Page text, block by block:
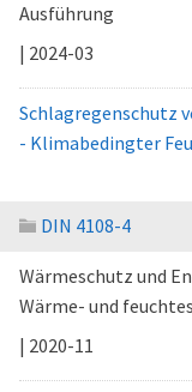
Ausführung
| 2024-03
Schlagregenschutz
- Klimabedingter
DIN 4108-4
Wärmeschutz und
Wärme- und
| 2020-11